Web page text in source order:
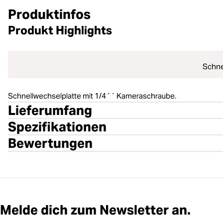
Produktinfos
Produkt Highlights
Schnellwechselplatte mit 1/4´´ Kameraschraube.
Lieferumfang
Spezifikationen
Bewertungen
Melde dich zum Newsletter an.